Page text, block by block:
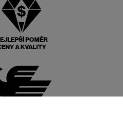
POMĚR
A KVALITY